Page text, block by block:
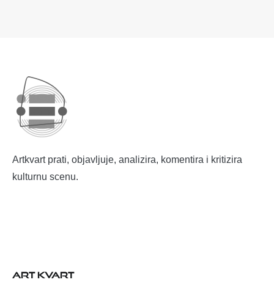
Artkvart prati, objavljuje, analizira, komentira i kritizira
kulturnu scenu.
ART KVART